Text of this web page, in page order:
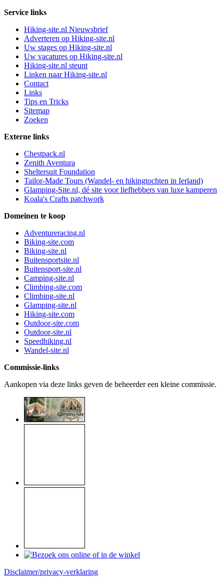
Service links
Hiking-site.nl Nieuwsbrief
Adverteren op Hiking-site.nl
Uw stages op Hiking-site.nl
Uw vacatures op Hiking-site.nl
Hiking-site.nl steunt
Linken naar Hiking-site.nl
Contact
Links
Tips en Tricks
Sitemap
Zoeken
Externe links
Chestpack.nl
Zenith Aventura
Sheltersuit Foundation
Tailor-Made Tours (Wandel- en hikingtochten in Ierland)
Glamping-Site.nl, dé site voor liefhebbers van luxe kamperen
Koala's Crafts patchwork
Domeinen te koop
Adventureracing.nl
Biking-site.com
Biking-site.nl
Buitensportsite.nl
Buitensport-site.nl
Camping-site.nl
Climbing-site.com
Climbing-site.nl
Glamping-site.nl
Hiking-site.com
Outdoor-site.com
Outdoor-site.nl
Speedhiking.nl
Wandel-site.nl
Commissie-links
Aankopen via deze links geven de beheerder een kleine commissie.
Disclaimer/privacy-verklaring